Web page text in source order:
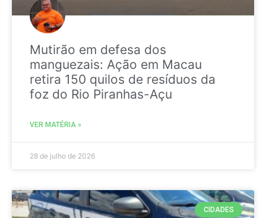
Mutirão em defesa dos
manguezais: Ação em Macau
retira 150 quilos de resíduos da
foz do Rio Piranhas-Açu
VER MATÉRIA »
28 de julho de 2026
CIDADES